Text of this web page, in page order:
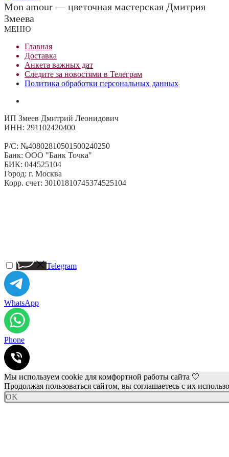
Mon amour — цветочная мастерская Дмитрия
Змеева
МЕНЮ
Главная
Доставка
Анкета важных дат
Следите за новостями в Телеграм
Политика обработки персональных данных
ИП Змеев Дмитрий Леонидович
ИНН: 291102420400
Р/С: №40802810501500240250
Банк: ООО "Банк Точка"
БИК: 044525104
Город: г. Москва
Корр. счет: 30101810745374525104
Telegram
WhatsApp
Phone
Мы используем cookie для комфортной работы сайта 🤍
Продолжая пользоваться сайтом, вы соглашаетесь с их
OK